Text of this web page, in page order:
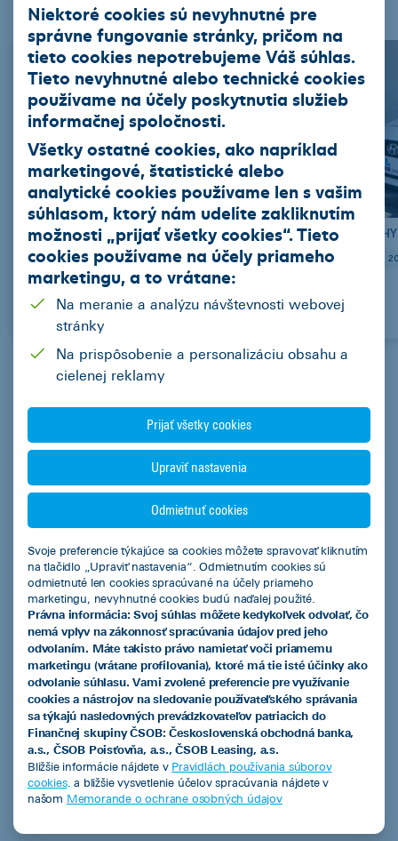
Nákladné vozidla Stroje
OPEL Vivaro Van dodávka (C) Diesel
2021 19955 skrina Manuál (6 st.) Diesel 88
Pozrieť všetky
ČSOB Leasing a.s.
Produkty
Leasingový úver
Smart finančný leasing
Operatívny leasing
EIB úver so zvýhodneným úrokom
Niektoré cookies sú nevyhnutné pre
správne fungovanie stránky, pričom na
tieto cookies nepotrebujeme Váš súhlas.
Tieto nevyhnutné alebo technické cookies
používame na účely poskytnutia služieb
informačnej spoločnosti.
Všetky ostatné cookies, ako napríklad
marketingové, štatistické alebo
analytické cookies používame len s vašim
súhlasom, ktorý nám udelíte zakliknutím
možnosti „prijať všetky cookies“. Tieto
cookies používame na účely priameho
marketingu, a to vrátane:
Na meranie a analýzu návštevnosti webovej
stránky
Na prispôsobenie a personalizáciu obsahu a
cielenej reklamy
Prijať všetky cookies
Upraviť nastavenia
Odmietnuť cookies
Svoje preferencie týkajúce sa cookies môžete spravovať kliknutím
na tlačidlo „Upraviť nastavenia“. Odmietnutím cookies sú
odmietnuté len cookies spracúvané na účely priameho
marketingu, nevyhnutné cookies budú naďalej použité.
Právna informácia: Svoj súhlas môžete kedykoľvek odvolať, čo
nemá vplyv na zákonnosť spracúvania údajov pred jeho
odvolaním. Máte takisto právo namietať voči priamemu
marketingu (vrátane profilovania), ktoré má tie isté účinky ako
odvolanie súhlasu. Vami zvolené preferencie pre využívanie
cookies a nástrojov na sledovanie používateľského správania
sa týkajú nasledovných prevádzkovateľov patriacich do
Finančnej skupiny ČSOB: Československá obchodná banka,
a.s., ČSOB Poisťovňa, a.s., ČSOB Leasing, a.s.
Bližšie informácie nájdete v Pravidlách používania súborov
cookies. a bližšie vysvetlenie účelov spracúvania nájdete v
našom Memorande o ochrane osobných údajov